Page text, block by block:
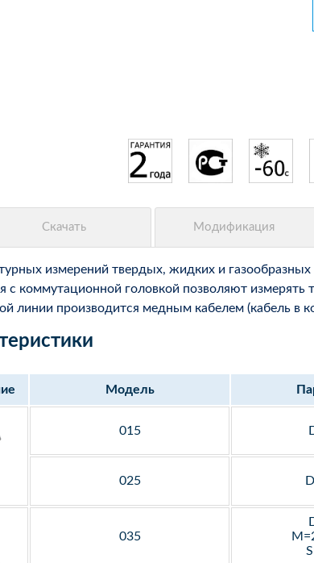
измерений твердых, жидких и
с коммутационной головкой позволяют
линии производится медным кабелем (кабель в
Модель
015
025
035